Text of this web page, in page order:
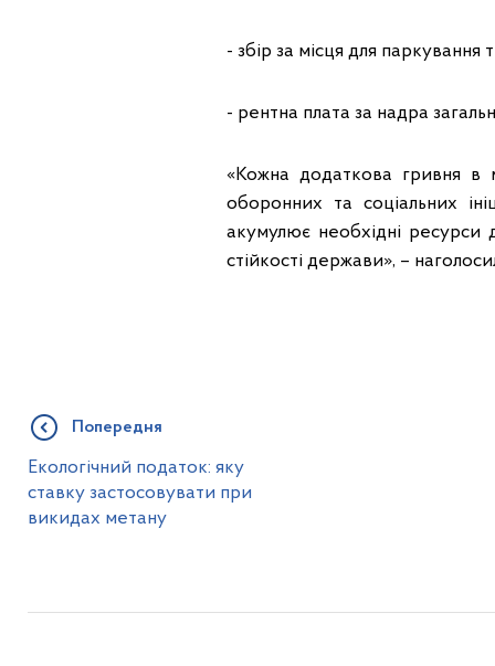
- збір за місця для паркування
- рентна плата за надра
«Кожна додаткова гривня в
оборонних та соціальних
акумулює необхідні ресурси
стійкості держави», –
Попередня
Екологічний податок: яку
ставку застосовувати при
викидах метану